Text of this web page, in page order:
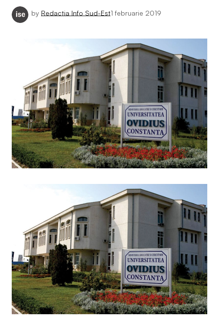
by Redactia Info Sud-Est1 februarie 2019